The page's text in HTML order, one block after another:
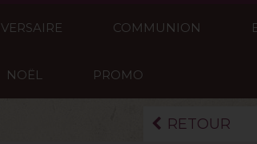
COMMUNION
NOËL PROMO
RETOUR